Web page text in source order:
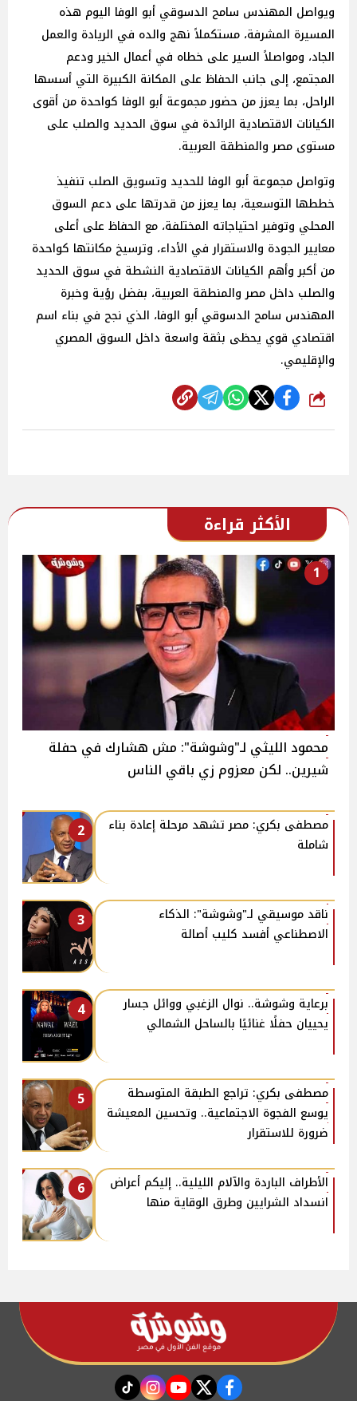
ويواصل المهندس سامح الدسوقي أبو الوفا اليوم هذه
المسيرة المشرفة، مستكملاً نهج والده في الريادة والعمل
الجاد، ومواصلاً السير على خطاه في أعمال الخير ودعم
المجتمع، إلى جانب الحفاظ على المكانة الكبيرة التي أسسها
الراحل، بما يعزز من حضور مجموعة أبو الوفا كواحدة من أقوى
الكيانات الاقتصادية الرائدة في سوق الحديد والصلب على
مستوى مصر والمنطقة العربية.
وتواصل مجموعة أبو الوفا للحديد وتسويق الصلب تنفيذ
خططها التوسعية، بما يعزز من قدرتها على دعم السوق
المحلي وتوفير احتياجاته المختلفة، مع الحفاظ على أعلى
معايير الجودة والاستقرار في الأداء، وترسيخ مكانتها كواحدة
من أكبر وأهم الكيانات الاقتصادية النشطة في سوق الحديد
والصلب داخل مصر والمنطقة العربية، بفضل رؤية وخبرة
المهندس سامح الدسوقي أبو الوفا، الذي نجح في بناء اسم
اقتصادي قوي يحظى بثقة واسعة داخل السوق المصري
والإقليمي.
شارك
الأكثر قراءة
1
محمود الليثي لـ"وشوشة": مش هشارك في حفلة
شيرين.. لكن معزوم زي باقي الناس
2
مصطفى بكري: مصر تشهد مرحلة إعادة بناء
شاملة
3
ناقد موسيقي لـ"وشوشة": الذكاء
الاصطناعي أفسد كليب أصالة
4
برعاية وشوشة.. نوال الزغبي ووائل جسار
يحييان حفلًا غنائيًا بالساحل الشمالي
5
مصطفى بكري: تراجع الطبقة المتوسطة
يوسع الفجوة الاجتماعية.. وتحسين المعيشة
ضرورة للاستقرار
6
الأطراف الباردة والآلام الليلية.. إليكم أعراض
انسداد الشرايين وطرق الوقاية منها
facebook
twitter
youtube
instagram
tiktok